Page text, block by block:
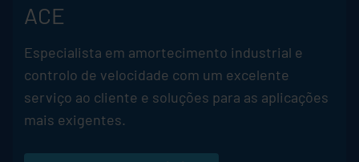
ACE
Especialista em amortecimento industrial e
controlo de velocidade com um excelente
serviço ao cliente e soluções para as aplicações
mais exigentes.